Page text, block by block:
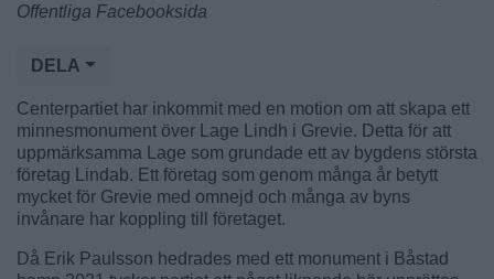
Offentliga Facebooksida
DELA
Centerpartiet har inkommit med en motion om att skapa ett
minnesmonument över Lage Lindh i Grevie. Detta för att
uppmärksamma Lage som grundade ett av bygdens största
företag Lindab. Ett företag som genom många år betytt
mycket för Grevie med omnejd och många av byns
invånare har koppling till företaget.
Då Erik Paulsson hedrades med ett monument i Båstad